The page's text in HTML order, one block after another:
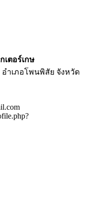
ตอร์เกษ
อำเภอโพนพิสัย จังหวัด